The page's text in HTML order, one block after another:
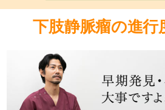
下肢静脈瘤の進行